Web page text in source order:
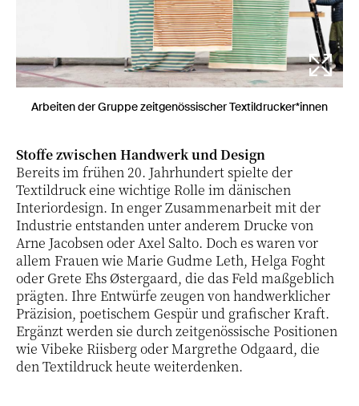
Arbeiten der Gruppe zeitgenössischer Textildrucker*innen
Stoffe zwischen Handwerk und Design
Bereits im frühen 20. Jahrhundert spielte der
Textildruck eine wichtige Rolle im dänischen
Interiordesign. In enger Zusammenarbeit mit der
Industrie entstanden unter anderem Drucke von
Arne Jacobsen oder Axel Salto. Doch es waren vor
allem Frauen wie Marie Gudme Leth, Helga Foght
oder Grete Ehs Østergaard, die das Feld maßgeblich
prägten. Ihre Entwürfe zeugen von handwerklicher
Präzision, poetischem Gespür und grafischer Kraft.
Ergänzt werden sie durch zeitgenössische Positionen
wie Vibeke Riisberg oder Margrethe Odgaard, die
den Textildruck heute weiterdenken.